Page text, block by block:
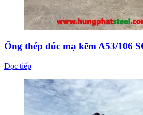
Ống thép đúc mạ kẽm A53/106
Đọc tiếp